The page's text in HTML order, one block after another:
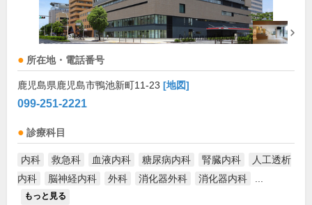
所在地・電話番号
鹿児島県鹿児島市鴨池新町11-23 [地図]
099-251-2221
診療科目
内科 救急科 血液内科 糖尿病内科 腎臓内科
人工透析
内科
脳神経内科 外科 消化器外科 消化器内科
もっと見る